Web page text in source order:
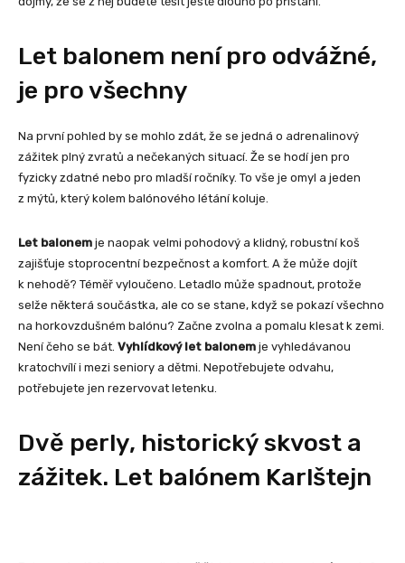
Let balonem není pro odvážné,
je pro všechny
Na první pohled by se mohlo zdát, že se jedná o adrenalinový
zážitek plný zvratů a nečekaných situací. Že se hodí jen pro
fyzicky zdatné nebo pro mladší ročníky. To vše je omyl a jeden
z mýtů, který kolem balónového létání koluje.
Let balonem je naopak velmi pohodový a klidný, robustní koš
zajišťuje stoprocentní bezpečnost a komfort. A že může dojít
k nehodě? Téměř vyloučeno. Letadlo může spadnout, protože
selže některá součástka, ale co se stane, když se pokazí všechno
na horkovzdušném balónu? Začne zvolna a pomalu klesat k zemi.
Není čeho se bát. Vyhlídkový let balonem je vyhledávanou
kratochvílí i mezi seniory a dětmi. Nepotřebujete odvahu,
potřebujete jen rezervovat letenku.
Dvě perly, historický skvost a
zážitek. Let balónem Karlštejn